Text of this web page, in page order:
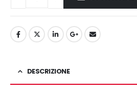
DESCRIZIONE